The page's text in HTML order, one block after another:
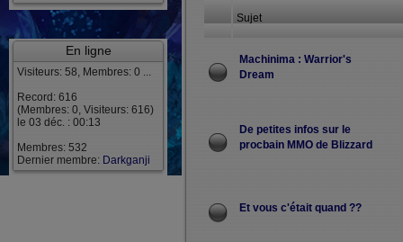
En ligne
Visiteurs: 58, Membres: 0 ...
Record: 616
(Membres: 0, Visiteurs: 616)
le 03 déc. : 00:13
Membres: 532
Dernier membre: Darkganji
Sujet
Machinima : Warrior's
Dream
De petites infos sur le
procbain MMO de Blizzard
Et vous c'était quand ??